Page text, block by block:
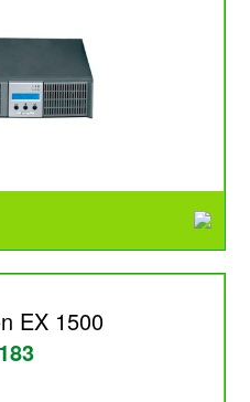
EX 1500